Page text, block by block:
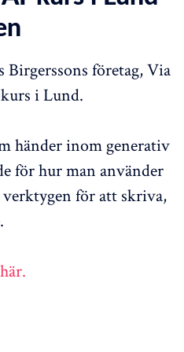
Birgerssons företag, Via
i Lund.
händer inom generativ
för hur man använder
verktygen för att skriva,